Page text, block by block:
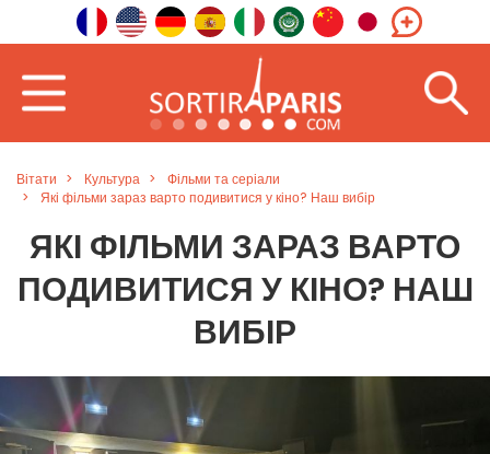
Вітати Культура
Фільми та серіали
Які фільми зараз варто подивитися у кіно? Наш вибір
ЯКІ ФІЛЬМИ ЗАРАЗ ВАРТО
ПОДИВИТИСЯ У КІНО? НАШ
ВИБІР